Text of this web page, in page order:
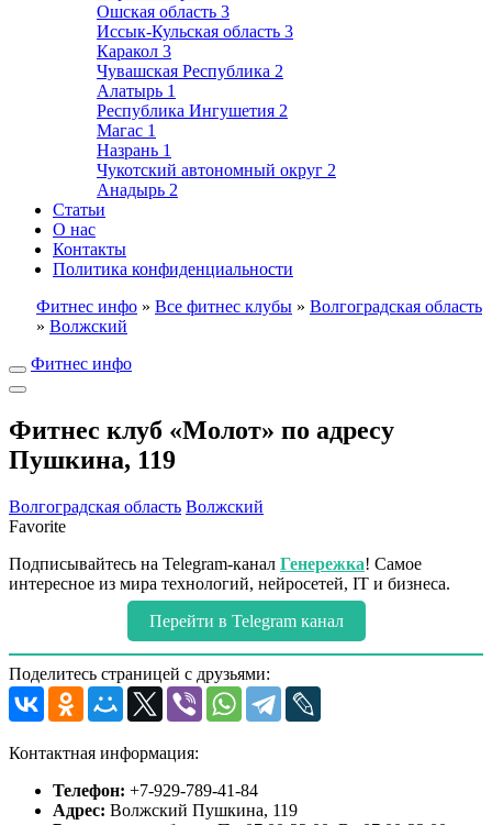
Ошская область 3
Иссык-Кульская область 3
Каракол 3
Чувашская Республика 2
Алатырь 1
Республика Ингушетия 2
Магас 1
Назрань 1
Чукотский автономный округ 2
Анадырь 2
Статьи
О нас
Контакты
Политика конфиденциальности
Фитнес инфо » Все фитнес клубы » Волгоградская область
» Волжский
Фитнес инфо
Фитнес клуб «Молот» по адресу
Пушкина, 119
Волгоградская область Волжский
Favorite
Подписывайтесь на Telegram-канал Генережка! Самое
интересное из мира технологий, нейросетей, IT и бизнеса.
Перейти в Telegram канал
Поделитесь страницей с друзьями:
Контактная информация:
Телефон: +7-929-789-41-84
Адрес: Волжский Пушкина, 119